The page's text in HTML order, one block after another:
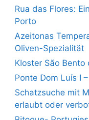
Rua das Flores:
Porto
Azeitonas
Oliven-Spezialität
Kloster São
Ponte Dom Luís I
Schatzsuche mit
erlaubt oder